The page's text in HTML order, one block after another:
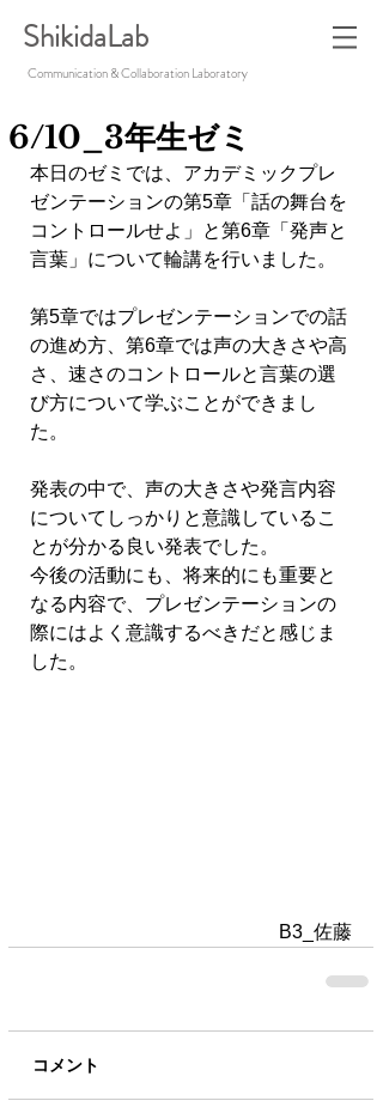
ShikidaLab
Communication & Collaboration Laboratory
6/10_3年生ゼミ
本日のゼミでは、アカデミックプレ
ゼンテーションの第5章「話の舞台を
コントロールせよ」と第6章「発声と
言葉」について輪講を行いました。
第5章ではプレゼンテーションでの話
の進め方、第6章では声の大きさや高
さ、速さのコントロールと言葉の選
び方について学ぶことができまし
た。
発表の中で、声の大きさや発言内容
についてしっかりと意識しているこ
とが分かる良い発表でした。
今後の活動にも、将来的にも重要と
なる内容で、プレゼンテーションの
際にはよく意識するべきだと感じま
した。
B3_佐藤
コメント